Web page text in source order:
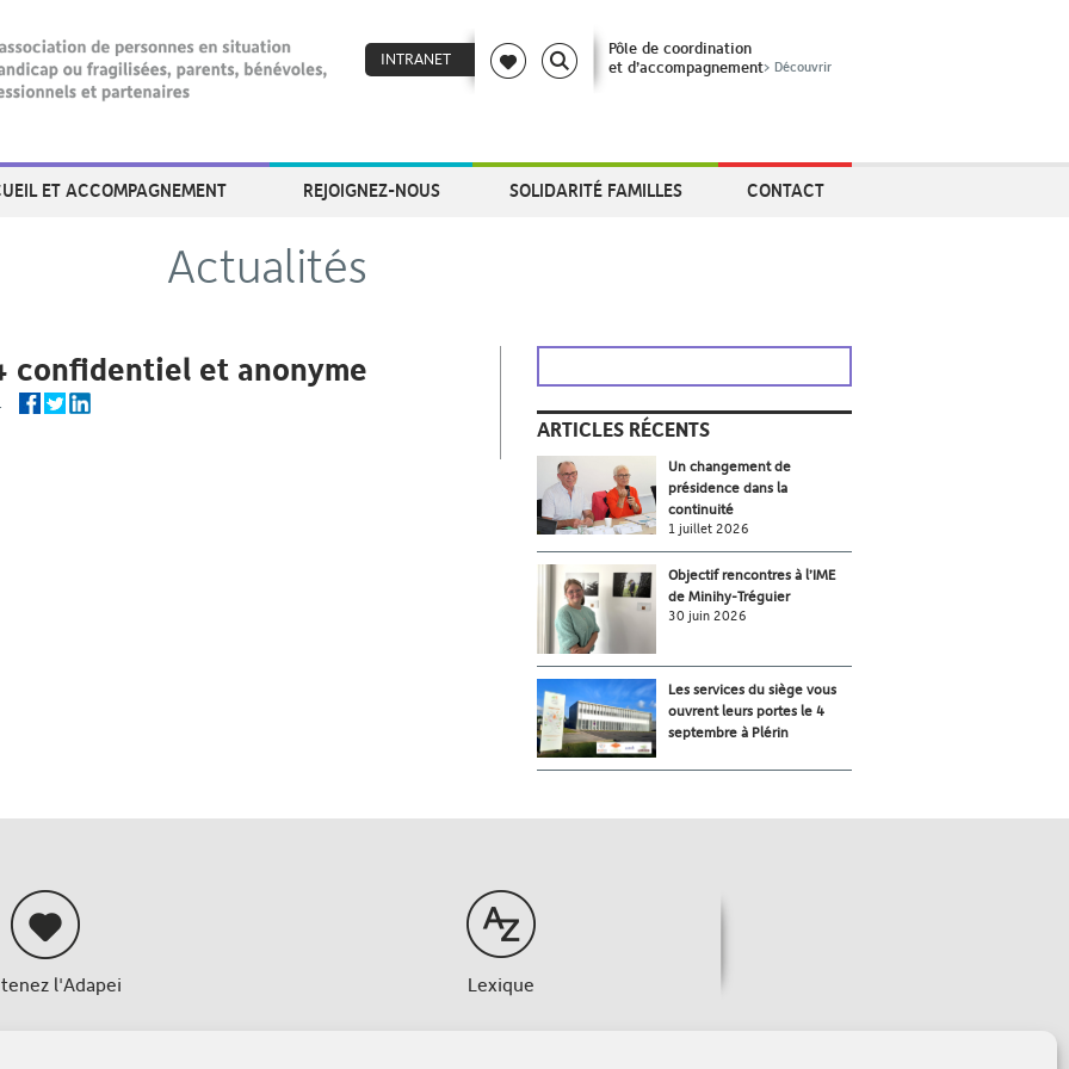
INTRANET
Pôle de coordination
et d’accompagnement> Découvrir
ET ACCOMPAGNEMENT REJOIGNEZ-NOUS SOLIDARITÉ FAMILLES CONTACT
Actualités
confidentiel et anonyme
ARTICLES RÉCENTS
Un changement de
présidence dans la
continuité
1 juillet 2026
Objectif rencontres à l’IME
de Minihy-Tréguier
30 juin 2026
Les services du siège vous
ouvrent leurs portes le 4
septembre à Plérin
l'Adapei Lexique